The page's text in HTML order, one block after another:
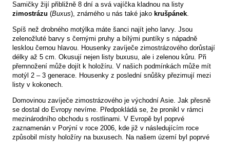
Samičky žijí přibližně 8 dní a svá vajíčka kladnou na listy
zimostrázu (Buxus), známého u nás také jako krušpánek.
Spíš než drobného motýlka máte šanci najít jeho larvy. Jsou
zelenožluté barvy s černými pruhy a bílými puntíky s nápadně
lesklou černou hlavou. Housenky zavíječe zimostrázového dorůstají
délky až 5 cm. Okusují nejen listy buxusu, ale i zelenou kůru. Při
přemnožení může dojít k holožíru. V našich podmínkách může mít
motýl 2 – 3 generace. Housenky z poslední snůšky přezimují mezi
listy v kokonech.
Domovinou zavíječe zimostrázového je východní Asie. Jak přesně
se dostal do Evropy nevíme. Předpokládá se, že pronikl v rámci
mezinárodního obchodu s rostlinami. V Evropě byl poprvé
zaznamenán v Porýní v roce 2006, kde již v následujícím roce
způsobil místy holožíry na buxusech. Na našem území byl poprvé